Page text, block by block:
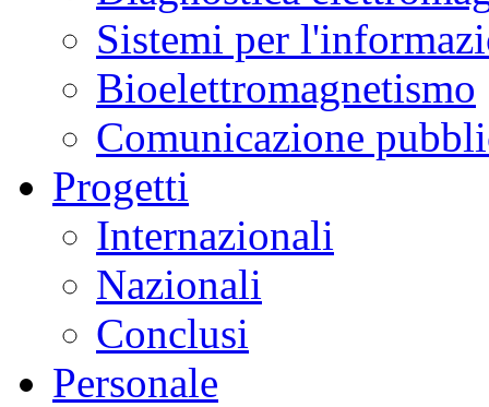
Sistemi per
Bioelettromagnetismo
Comunicazione
Progetti
Internazionali
Nazionali
Conclusi
Personale